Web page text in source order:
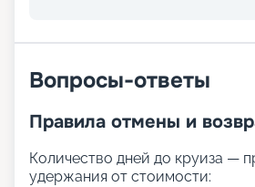
Вопросы-ответы
Правила отмены и
Количество дней до круиза —
удержания от стоимости: